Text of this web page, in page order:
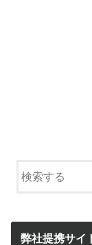
弊社提携サイ